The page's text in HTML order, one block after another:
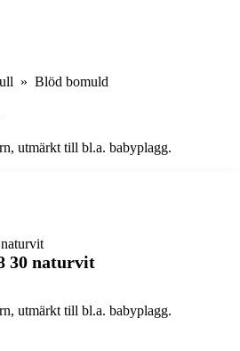
Blöd bomuld
utmärkt till bl.a. babyplagg.
30 naturvit
utmärkt till bl.a. babyplagg.